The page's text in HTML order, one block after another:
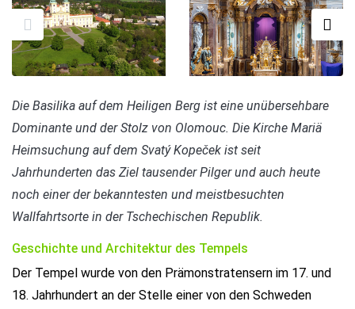
Die Basilika auf dem Heiligen Berg ist eine unübersehbare
Dominante und der Stolz von Olomouc. Die Kirche Mariä
Heimsuchung auf dem Svatý Kopeček ist seit
Jahrhunderten das Ziel tausender Pilger und auch heute
noch einer der bekanntesten und meistbesuchten
Wallfahrtsorte in der Tschechischen Republik.
Geschichte und Architektur des Tempels
Der Tempel wurde von den Prämonstratensern im 17. und
18. Jahrhundert an der Stelle einer von den Schweden